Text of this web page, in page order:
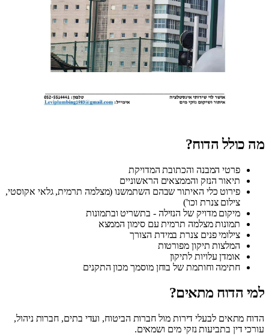
מה כולל הדוח?
פרטי המבנה והכתובת המדויקת
תיאור הנזק והממצאים הראשוניים
פירוט כלי האיתור שבהם השתמשנו (מצלמה תרמית, גלאי אקוסטי,
צילום צנרת וכו')
מיקום מדויק של הנזילה - בתשריט ובתמונות
תמונות מצלמה תרמית עם סימון הממצא
צילומי פנים צנרת במידת הצורך
המלצות תיקון מפורטות
אומדן עלויות לתיקון
חתימה וחותמת של בוחן מוסמך מכון התקנים
למי הדוח מתאים?
הדוח מתאים לבעלי דירות מול חברות הביטוח, ועדי בתים, חברות ניהול,
עורכי דין בתביעות נזקי מים ושמאים.